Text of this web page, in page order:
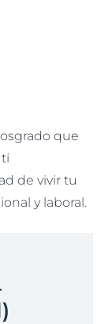
que
de vivir tu
y laboral.